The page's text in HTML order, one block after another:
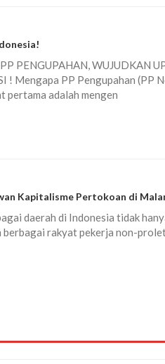
PENGUPAHAN, WUJUDKAN
! Mengapa PP Pengupahan (PP
pertama adalah mengen
Kapitalisme Pertokoan di
daerah di Indonesia tidak
berbagai rakyat pekerja non-